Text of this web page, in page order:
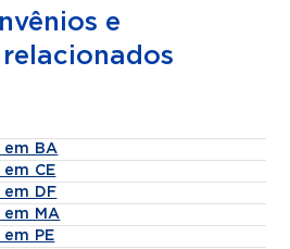
e
BA
CE
DF
MA
PE